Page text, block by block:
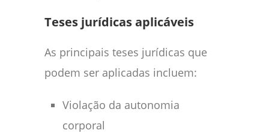
Teses jurídicas aplicáveis
As principais teses jurídicas que
podem ser aplicadas incluem:
Violação da autonomia
corporal